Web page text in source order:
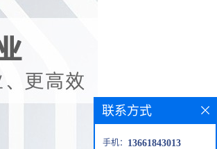
联系方式
手机： 13661843013